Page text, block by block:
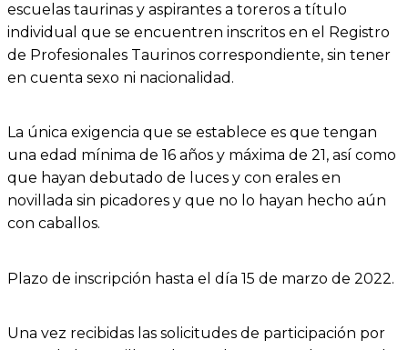
escuelas taurinas y aspirantes a toreros a título
individual que se encuentren inscritos en el Registro
de Profesionales Taurinos correspondiente, sin tener
en cuenta sexo ni nacionalidad.
La única exigencia que se establece es que tengan
una edad mínima de 16 años y máxima de 21, así como
que hayan debutado de luces y con erales en
novillada sin picadores y que no lo hayan hecho aún
con caballos.
Plazo de inscripción hasta el día 15 de marzo de 2022.
Una vez recibidas las solicitudes de participación por